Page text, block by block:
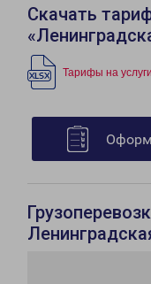
Скачать
Тарифы на